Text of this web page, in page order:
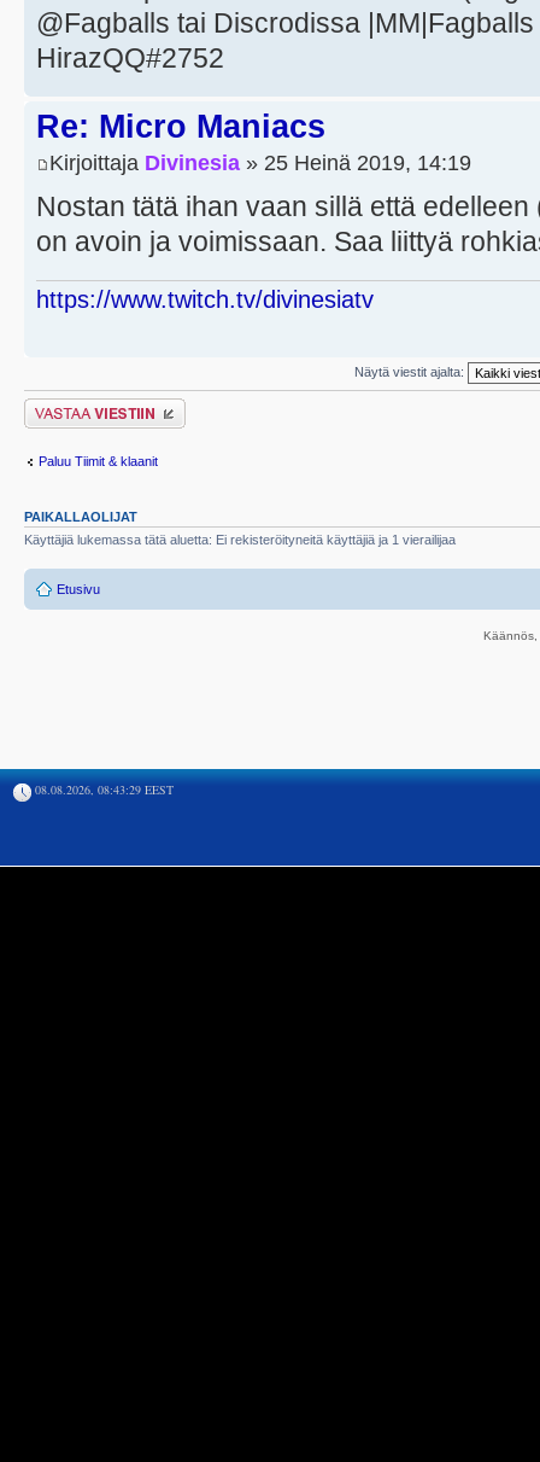
@Fagballs tai Discrodissa
HirazQQ#2752
Re: Micro Maniacs
Kirjoittaja Divinesia » 25 Heinä 2019, 14:19
Nostan tätä ihan vaan sillä että
on avoin ja voimissaan. Saa liittyä
https://www.twitch.tv/divinesiatv
Näytä viestit ajalta:
Lähetä vastaus
Paluu Tiimit & klaanit
PAIKALLAOLIJAT
Käyttäjiä lukemassa tätä aluetta: Ei rekisteröityneitä käyttäjiä ja 1 vierailijaa
Etusivu
08.08.2026, 08:43:29 EEST